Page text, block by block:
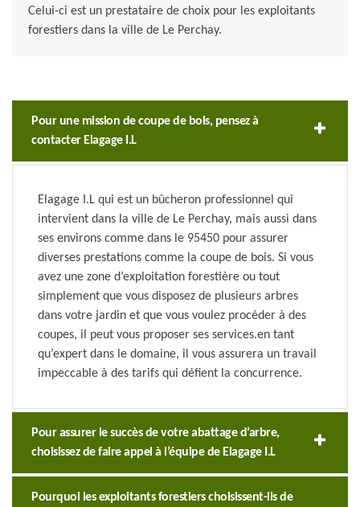
Celui-ci est un prestataire de choix pour les exploitants
forestiers dans la ville de Le Perchay.
Pour une mission de coupe de bois, pensez à
contacter Elagage I.L
Elagage I.L qui est un bûcheron professionnel qui
intervient dans la ville de Le Perchay, mais aussi dans
ses environs comme dans le 95450 pour assurer
diverses prestations comme la coupe de bois. Si vous
avez une zone d’exploitation forestière ou tout
simplement que vous disposez de plusieurs arbres
dans votre jardin et que vous voulez procéder à des
coupes, il peut vous proposer ses services.en tant
qu’expert dans le domaine, il vous assurera un travail
impeccable à des tarifs qui défient la concurrence.
Pour assurer le succès de votre abattage d’arbre,
choisissez de faire appel à l’équipe de Elagage I.L
Pourquoi les exploitants forestiers choisissent-ils de